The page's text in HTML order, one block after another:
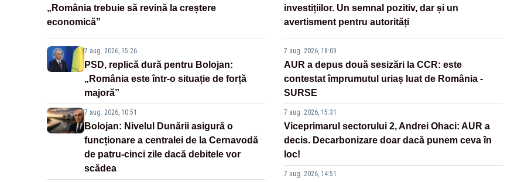
„România trebuie să revină la creștere
economică”
7 aug. 2026, 15:26
PSD, replică dură pentru Bolojan:
„România este într-o situație de forță
majoră”
7 aug. 2026, 10:51
Bolojan: Nivelul Dunării asigură o
funcționare a centralei de la Cernavodă
de patru-cinci zile dacă debitele vor
scădea
investițiilor. Un semnal pozitiv, dar și un
avertisment pentru autorități
7 aug. 2026, 18:09
AUR a depus două sesizări la CCR: este
contestat împrumutul uriaș luat de România -
SURSE
7 aug. 2026, 15:31
Viceprimarul sectorului 2, Andrei Ohaci: AUR a
decis. Decarbonizare doar dacă punem ceva în
loc!
7 aug. 2026, 14:51